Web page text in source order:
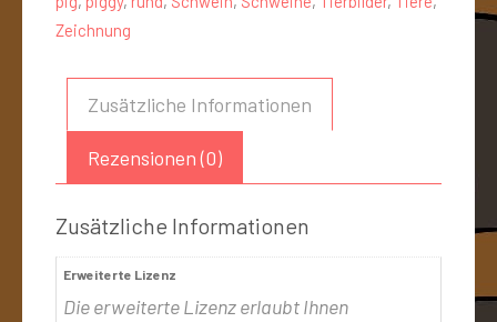
Zeichnung
Zusätzliche Informationen
Rezensionen (0)
Zusätzliche Informationen
Erweiterte Lizenz
Die erweiterte Lizenz erlaubt Ihnen